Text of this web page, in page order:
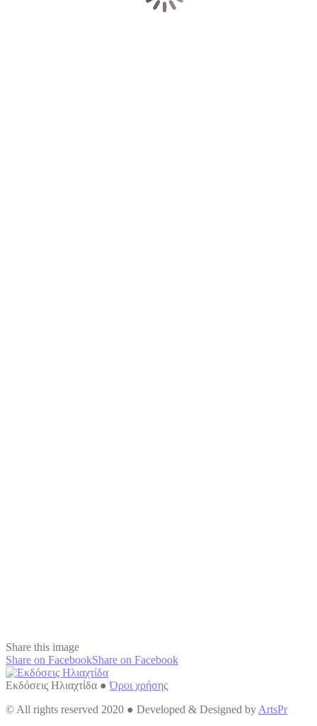
Share this image
Share on FacebookShare on Facebook
Εκδόσεις Ηλιαχτίδα ●Όροι χρήσης
© All rights reserved 2020 ● Developed & Designed by ArtsPr